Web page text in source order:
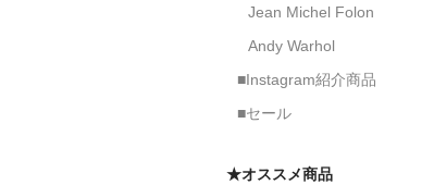
Jean Michel Folon
Andy Warhol
■Instagram紹介商品
■セール
★オススメ商品